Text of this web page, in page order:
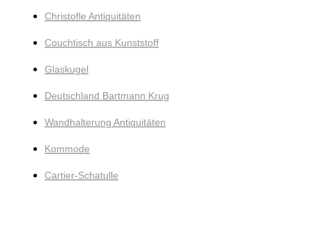
Christofle Antiquitäten
Couchtisch aus Kunststoff
Glaskugel
Deutschland Bartmann Krug
Wandhalterung Antiquitäten
Kommode
Cartier-Schatulle